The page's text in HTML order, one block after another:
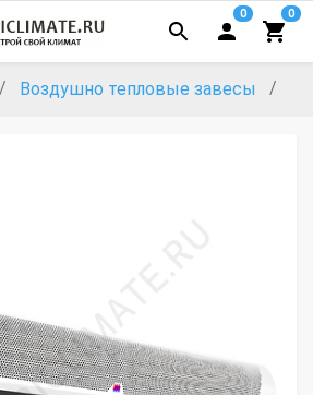
0 0
Воздушно тепловые завесы